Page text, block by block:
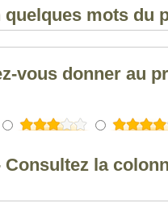
quelques mots du
vous donner au
la